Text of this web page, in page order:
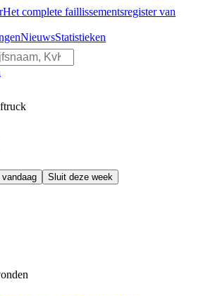
Het complete faillissementsregister van
NieuwsStatistieken
Sluit deze week